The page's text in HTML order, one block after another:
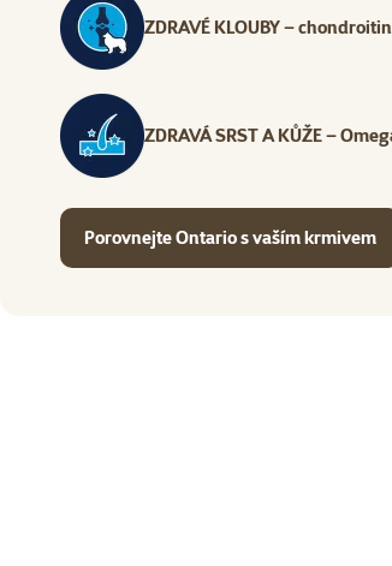
ZDRAVÉ KLOUBY –
ZDRAVÁ SRST A KŮŽE –
Porovnejte Ontario s vaším krmivem